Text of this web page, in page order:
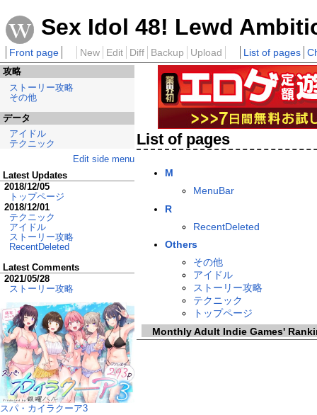
Sex Idol 48! Lewd
Front page New Edit Diff Backup Upload List of pages
List of pages
M
MenuBar
R
RecentDeleted
Others
その他
アイドル
ストーリー攻略
テクニック
トップページ
Monthly Adult Indie Games'
攻略
ストーリー攻略
その他
データ
アイドル
テクニック
Edit side menu
Latest Updates
2018/12/05
トップページ
2018/12/01
テクニック
アイドル
ストーリー攻略
RecentDeleted
Latest Comments
2021/05/28
ストーリー攻略
スパ・カイラクーア3